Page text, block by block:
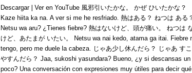
Descargar | Ver en YouTube 風邪引いたかな。 かぜ ひいたかな？
Kaze hiita ka na. A ver si me he resfriado. 熱はある？ ねつは ある
Netsu wa aru? ¿Tienes fiebre? 熱はないけど、頭が痛い。 ねつは
けど、あたまが いたい。 Netsu wa nai kedo, atama ga itai. Fiebre
tengo, pero me duele la cabeza. じゃあ少し休んだら？ じゃあ す
やすんだら？ Jaa, sukoshi yasundara? Bueno, ¿y si descansas un
poco? Una conversación con expresiones muy útiles para decir